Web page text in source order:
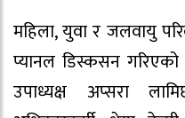
महिला, युवा र जलवायु
प्यानल डिस्कसन
उपाध्यक्ष अप्सरा